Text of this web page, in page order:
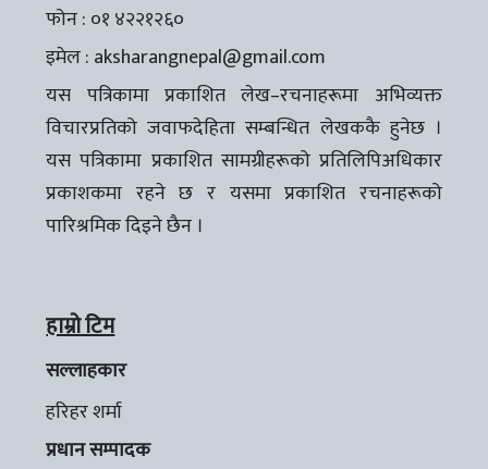
फोन : ०१ ४२२१२६०
इमेल : aksharangnepal@gmail.com
यस पत्रिकामा प्रकाशित लेख–रचनाहरूमा अभिव्यक्त
विचारप्रतिको जवाफदेहिता सम्बन्धित लेखककै हुनेछ ।
यस पत्रिकामा प्रकाशित सामग्रीहरूको प्रतिलिपिअधिकार
प्रकाशकमा रहने छ र यसमा प्रकाशित रचनाहरूको
पारिश्रमिक दिइने छैन ।
हाम्रो टिम
सल्लाहकार
हरिहर शर्मा
प्रधान सम्पादक